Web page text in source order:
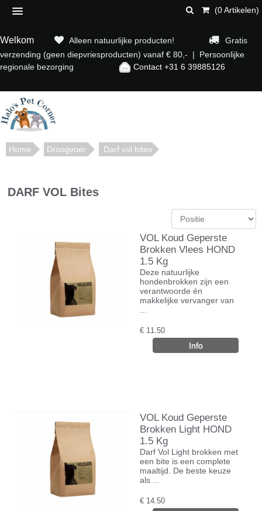
Welkom Alleen natuurlijke producten!
Gratis
verzending (geen diepvriesproducten) vanaf € 80,- | Persoonlijke
regionale bezorging
Contact +31 6 39885126
(0 Artikelen)
Home Droogvoer Darf vol bites
DARF VOL Bites
VOL Koud Geperste
Brokken Vlees HOND
1.5 Kg
Deze natuurlijke
hondenbrokken zijn een
verantwoorde én
makkelijke vervanger van
€ 11.50
VOL Koud Geperste
Brokken Light HOND
1.5 Kg
Darf Vol Light brokken met
een bite is een complete
maaltijd. De beste keuze
als ...
€ 14.50